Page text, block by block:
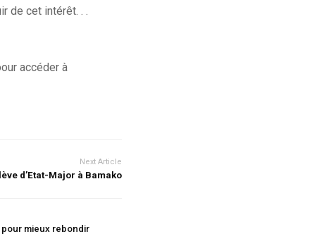
de cet intérêt. . .
accéder à
Next Article
d’Etat-Major à Bamako
pour mieux rebondir